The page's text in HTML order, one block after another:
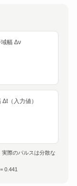
幅 Δν
（入力値）
際のパルスは分散な
0.441